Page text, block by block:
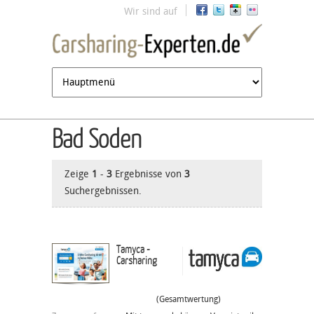
Jump to navigation
Wir sind auf
Bad Soden
Zeige 1 - 3 Ergebnisse von 3
Suchergebnissen.
Tamyca -
Carsharing
(Gesamtwertung)